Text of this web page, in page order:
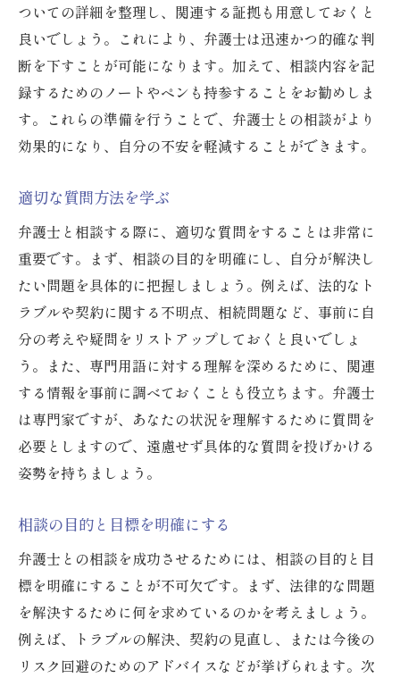
ついての詳細を整理し、関連する証拠も用意しておくと
良いでしょう。これにより、弁護士は迅速かつ的確な判
断を下すことが可能になります。加えて、相談内容を記
録するためのノートやペンも持参することをお勧めしま
す。これらの準備を行うことで、弁護士との相談がより
効果的になり、自分の不安を軽減することができます。
適切な質問方法を学ぶ
弁護士と相談する際に、適切な質問をすることは非常に
重要です。まず、相談の目的を明確にし、自分が解決し
たい問題を具体的に把握しましょう。例えば、法的なト
ラブルや契約に関する不明点、相続問題など、事前に自
分の考えや疑問をリストアップしておくと良いでしょ
う。また、専門用語に対する理解を深めるために、関連
する情報を事前に調べておくことも役立ちます。弁護士
は専門家ですが、あなたの状況を理解するために質問を
必要としますので、遠慮せず具体的な質問を投げかける
姿勢を持ちましょう。
相談の目的と目標を明確にする
弁護士との相談を成功させるためには、相談の目的と目
標を明確にすることが不可欠です。まず、法律的な問題
を解決するために何を求めているのかを考えましょう。
例えば、トラブルの解決、契約の見直し、または今後の
リスク回避のためのアドバイスなどが挙げられます。次